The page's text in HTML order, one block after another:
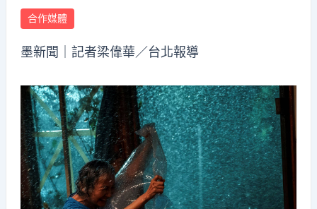
合作媒體
墨新聞 ｜記者梁偉華／台北報導